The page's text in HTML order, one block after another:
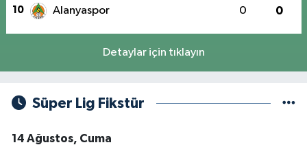
10 Alanyaspor 0 0
Detaylar için tıklayın
Süper Lig Fikstür
14 Ağustos, Cuma